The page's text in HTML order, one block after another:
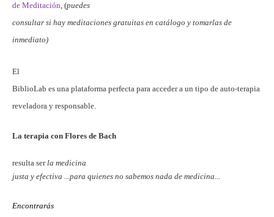
de Meditación, (puedes
consultar si hay meditaciones gratuitas en catálogo y tomarlas de
inmediato)
El
BiblioLab es una plataforma perfecta para acceder a un tipo de auto-terapia
reveladora y responsable.
La terapia con Flores de Bach
resulta serla medicina
justa y efectiva ...para quienes no sabemos nada de medicina...
Encontrarás